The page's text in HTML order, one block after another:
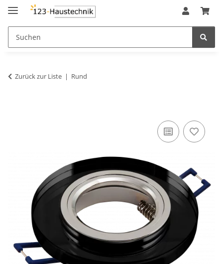
Zurück zur Liste Rund